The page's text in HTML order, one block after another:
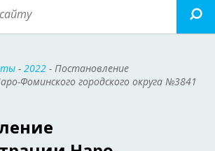
- 2022 - Постановление
Фоминского городского округа №3841